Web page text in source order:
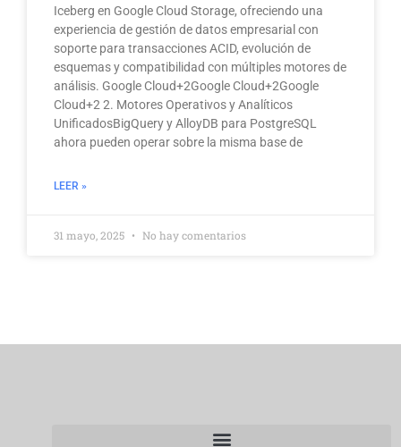
Iceberg en Google Cloud Storage, ofreciendo una
experiencia de gestión de datos empresarial con
soporte para transacciones ACID, evolución de
esquemas y compatibilidad con múltiples motores de
análisis. Google Cloud+2Google Cloud+2Google
Cloud+2 2. Motores Operativos y Analíticos
UnificadosBigQuery y AlloyDB para PostgreSQL
ahora pueden operar sobre la misma base de
LEER »
31 mayo, 2025 No hay comentarios